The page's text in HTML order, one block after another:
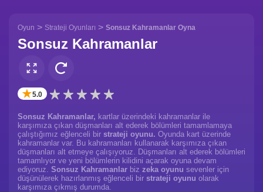
Oyun > Strateji Oyunları > Sonsuz Kahramanlar Oyna
Sonsuz Kahramanlar
✭5.0
Sonsuz Kahramanlar, kartlar üzerindeki kahramanlar ile
karşımıza çıkan düşmanları alt ederek bölümleri tamamlamaya
çalıştığımız eğlenceli bir strateji oyunu. Oyunda kart üzerinde
kahramanlar var. Bu kahramanları kullanarak karşımıza çıkan
düşmanları alt etmeye çalışıyoruz. Düşmanları alt ederek bölümleri
tamamlıyor ve yeni bölümlerin kilidini açarak oyuna devam
ediyoruz. Sonsuz Kahramanlar biz zeka oyunu sevenler için
düşünülerek hazırlanmış eğlenceli bir strateji oyunu olarak
karşımıza çıkmış durumda.